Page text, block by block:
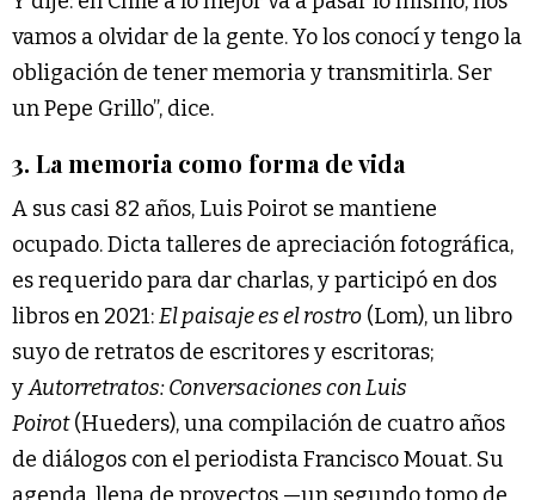
vamos a olvidar de la gente. Yo los conocí y tengo la
obligación de tener memoria y transmitirla. Ser
un Pepe Grillo”, dice.
3. La memoria como forma de vida
A sus casi 82 años, Luis Poirot se mantiene
ocupado. Dicta talleres de apreciación fotográfica,
es requerido para dar charlas, y participó en dos
libros en 2021:El paisaje es el rostro (Lom), un libro
suyo de retratos de escritores y escritoras;
yAutorretratos: Conversaciones con Luis
Poirot(Hueders), una compilación de cuatro años
de diálogos con el periodista Francisco Mouat. Su